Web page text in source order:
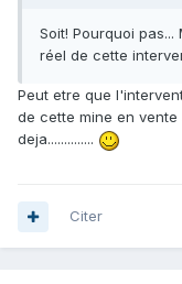
Soit! Pourquoi
réel de cette
Peut etre que
de cette mine en
deja..............
Citer